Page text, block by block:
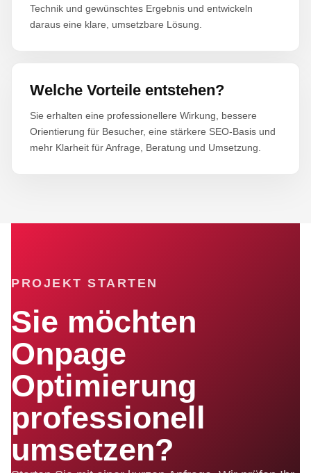
Technik und gewünschtes Ergebnis und entwickeln
daraus eine klare, umsetzbare Lösung.
Welche Vorteile entstehen?
Sie erhalten eine professionellere Wirkung, bessere
Orientierung für Besucher, eine stärkere SEO-Basis und
mehr Klarheit für Anfrage, Beratung und Umsetzung.
PROJEKT STARTEN
Sie möchten
Onpage
Optimierung
professionell
umsetzen?